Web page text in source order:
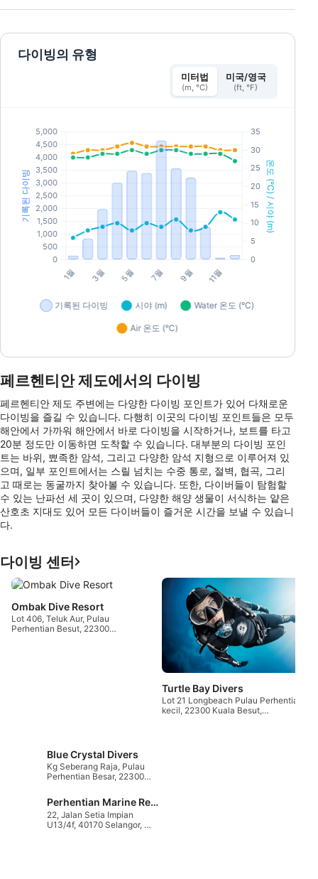
다이빙의 유형
미터법
(m, °C)
미국/영국
(ft, °F)
페르헨티안 제도에서의 다이빙
페르헨티안 제도 주변에는 다양한 다이빙 포인트가 있어 다채로운
다이빙을 즐길 수 있습니다. 다행히 이곳의 다이빙 포인트들은 모두
해안에서 가까워 해안에서 바로 다이빙을 시작하거나, 보트를 타고
20분 정도만 이동하면 도착할 수 있습니다. 대부분의 다이빙 포인
트는 바위, 뾰족한 암석, 그리고 다양한 암석 지형으로 이루어져 있
으며, 일부 포인트에서는 스릴 넘치는 수중 통로, 절벽, 협곡, 그리
고 때로는 동굴까지 찾아볼 수 있습니다. 또한, 다이버들이 탐험할
수 있는 난파선 세 곳이 있으며, 다양한 해양 생물이 서식하는 얕은
산호초 지대도 있어 모든 다이버들이 즐거운 시간을 보낼 수 있습니
다.
다이빙 센터
Ombak Dive Resort
Lot 406, Teluk Aur, Pulau
Perhentian Besut, 22300
Turtle Bay Divers
Lot 21 Longbeach Pulau Perhentian
kecil, 22300 Kuala Besut,
Blue Crystal Divers
Kg Seberang Raja, Pulau
Perhentian Besar, 22300
Perhentian Marine Research Station
22, Jalan Setia Impian
U13/4f, 40170 Selangor, 말